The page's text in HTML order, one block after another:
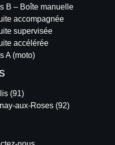
B – Boîte manuelle
accompagnée
supervisée
accélérée
A (moto)
(91)
aux-Roses (92)